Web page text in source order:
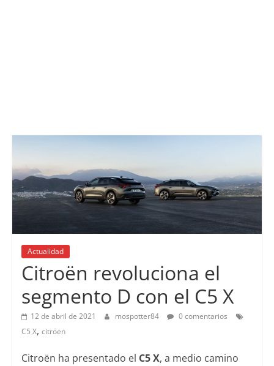
Actualidad
Citroën revoluciona el
segmento D con el C5 X
12 de abril de 2021 mospotter84
0 comentarios
C5 X, citröen
Citroën ha presentado el C5 X, a medio camino